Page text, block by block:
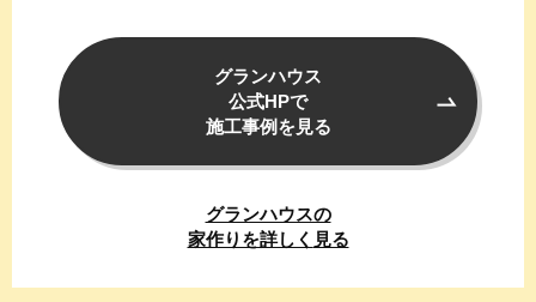
グランハウス
公式HPで
施工事例を見る
グランハウスの
家作りを詳しく 見る